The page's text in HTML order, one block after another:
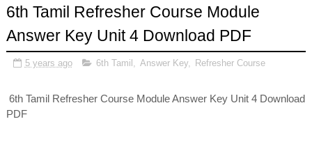
6th Tamil Refresher Course Module
Answer Key Unit 4 Download PDF
5 years ago 6th Tamil Answer Key, Refresher Course
6th Tamil Refresher Course Module Answer Key Unit 4 Download
PDF